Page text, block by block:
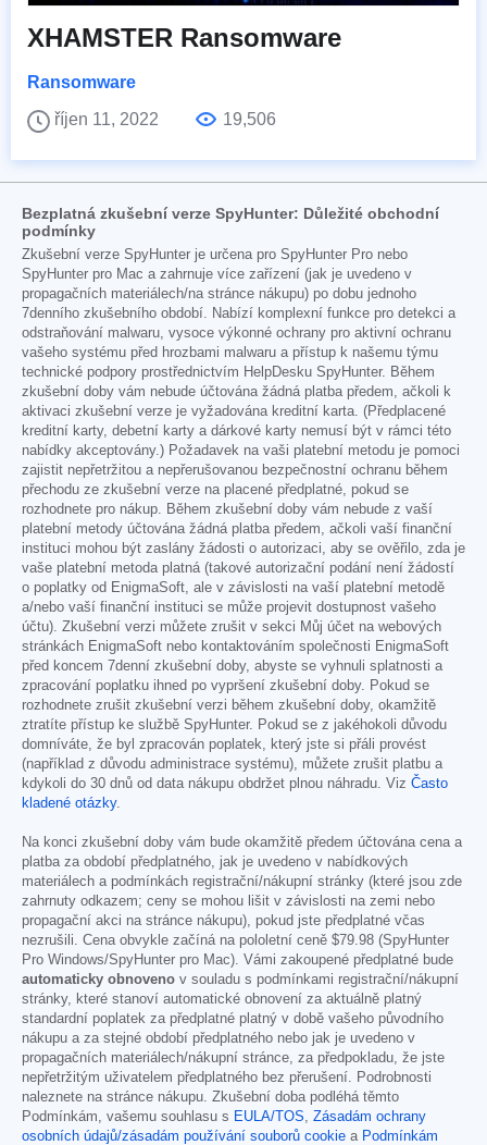
XHAMSTER Ransomware
Ransomware
říjen 11, 2022
19,506
Bezplatná zkušební verze SpyHunter: Důležité obchodní
podmínky
Zkušební verze SpyHunter je určena pro SpyHunter Pro nebo
SpyHunter pro Mac a zahrnuje více zařízení (jak je uvedeno v
propagačních materiálech/na stránce nákupu) po dobu jednoho
7denního zkušebního období. Nabízí komplexní funkce pro detekci a
odstraňování malwaru, vysoce výkonné ochrany pro aktivní ochranu
vašeho systému před hrozbami malwaru a přístup k našemu týmu
technické podpory prostřednictvím HelpDesku SpyHunter. Během
zkušební doby vám nebude účtována žádná platba předem, ačkoli k
aktivaci zkušební verze je vyžadována kreditní karta. (Předplacené
kreditní karty, debetní karty a dárkové karty nemusí být v rámci této
nabídky akceptovány.) Požadavek na vaši platební metodu je pomoci
zajistit nepřetržitou a nepřerušovanou bezpečnostní ochranu během
přechodu ze zkušební verze na placené předplatné, pokud se
rozhodnete pro nákup. Během zkušební doby vám nebude z vaší
platební metody účtována žádná platba předem, ačkoli vaší finanční
instituci mohou být zaslány žádosti o autorizaci, aby se ověřilo, zda je
vaše platební metoda platná (takové autorizační podání není žádostí
o poplatky od EnigmaSoft, ale v závislosti na vaší platební metodě
a/nebo vaší finanční instituci se může projevit dostupnost vašeho
účtu). Zkušební verzi můžete zrušit v sekci Můj účet na webových
stránkách EnigmaSoft nebo kontaktováním společnosti EnigmaSoft
před koncem 7denní zkušební doby, abyste se vyhnuli splatnosti a
zpracování poplatku ihned po vypršení zkušební doby. Pokud se
rozhodnete zrušit zkušební verzi během zkušební doby, okamžitě
ztratíte přístup ke službě SpyHunter. Pokud se z jakéhokoli důvodu
domníváte, že byl zpracován poplatek, který jste si přáli provést
(například z důvodu administrace systému), můžete zrušit platbu a
kdykoli do 30 dnů od data nákupu obdržet plnou náhradu. Viz Často
kladené otázky.
Na konci zkušební doby vám bude okamžitě předem účtována cena a
platba za období předplatného, jak je uvedeno v nabídkových
materiálech a podmínkách registrační/nákupní stránky (které jsou zde
zahrnuty odkazem; ceny se mohou lišit v závislosti na zemi nebo
propagační akci na stránce nákupu), pokud jste předplatné včas
nezrušili. Cena obvykle začíná na pololetní ceně $79.98 (SpyHunter
Pro Windows/SpyHunter pro Mac). Vámi zakoupené předplatné bude
automaticky obnoveno v souladu s podmínkami registrační/nákupní
stránky, které stanoví automatické obnovení za aktuálně platný
standardní poplatek za předplatné platný v době vašeho původního
nákupu a za stejné období předplatného nebo jak je uvedeno v
propagačních materiálech/nákupní stránce, za předpokladu, že jste
nepřetržitým uživatelem předplatného bez přerušení. Podrobnosti
naleznete na stránce nákupu. Zkušební doba podléhá těmto
Podmínkám, vašemu souhlasu s EULA/TOS
Zásadám ochrany
osobních údajů/zásadám používání souborů cookie a Podmínkám